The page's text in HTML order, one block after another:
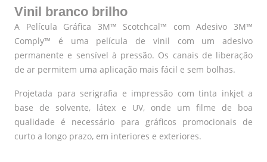
Vinil branco brilho
A Película Gráfica 3M™ Scotchcal™ com Adesivo 3M™
Comply™ é uma película de vinil com um adesivo
permanente e sensível à pressão. Os canais de liberação
de ar permitem uma aplicação mais fácil e sem bolhas.
Projetada para serigrafia e impressão com tinta inkjet a
base de solvente, látex e UV, onde um filme de boa
qualidade é necessário para gráficos promocionais de
curto a longo prazo, em interiores e exteriores.